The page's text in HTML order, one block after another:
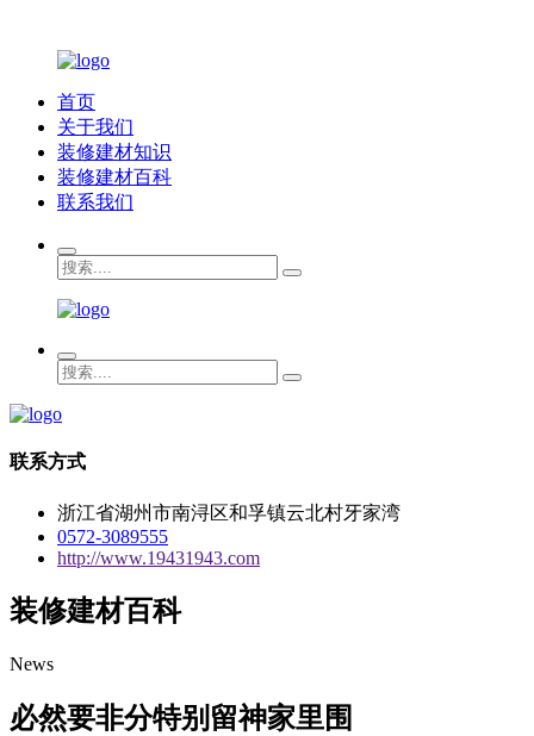
首页
关于我们
装修建材知识
装修建材百科
联系我们
联系方式
浙江省湖州市南浔区和孚镇云北村牙家湾
0572-3089555
http://www.19431943.com
装修建材百科
News
必然要非分特别留神家里围